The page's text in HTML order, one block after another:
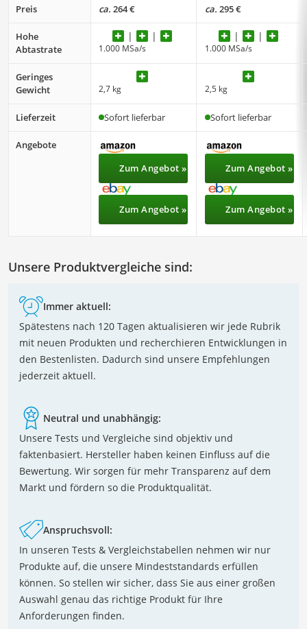
Preis ca. 264 € ca. 295 €
Hohe
Abtastrate
1.000 MSa/s 1.000 MSa/s
Geringes
Gewicht
2,7 kg 2,5 kg
Lieferzeit Sofort lieferbar Sofort lieferbar
Angebote
Zum Angebot »
Zum Angebot »
Zum Angebot »
Zum Angebot »
Unsere Produktvergleiche sind:
Immer aktuell:
Spätestens nach 120 Tagen aktualisieren wir jede Rubrik
mit neuen Produkten und recherchieren Entwicklungen in
den Bestenlisten. Dadurch sind unsere Empfehlungen
jederzeit aktuell.
Neutral und unabhängig:
Unsere Tests und Vergleiche sind objektiv und
faktenbasiert. Hersteller haben keinen Einfluss auf die
Bewertung. Wir sorgen für mehr Transparenz auf dem
Markt und fördern so die Produktqualität.
Anspruchsvoll:
In unseren Tests & Vergleichstabellen nehmen wir nur
Produkte auf, die unsere Mindeststandards erfüllen
können. So stellen wir sicher, dass Sie aus einer großen
Auswahl genau das richtige Produkt für Ihre
Anforderungen finden.